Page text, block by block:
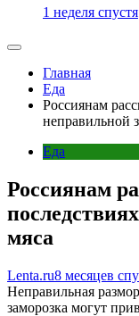
1 неделя спустя
Главная
Еда
Россиянам
неправильной
Еда
Россиянам
мяса
Lenta.ru8 месяцев
Неправильная
заморозка могут